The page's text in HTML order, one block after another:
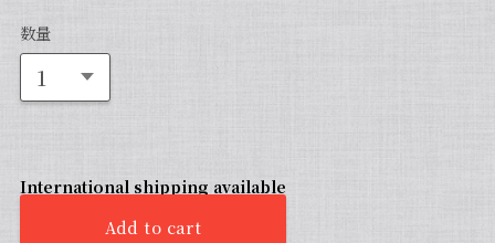
数量
International shipping available
Add to cart